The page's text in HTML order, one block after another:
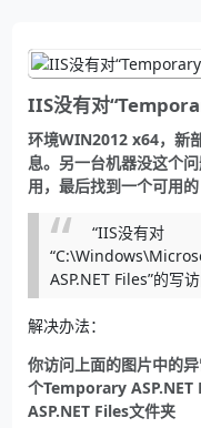
IIS没有对
环境WIN2012 x64，新
息。另一台机器没这个
用，最后找到一个可用
“IIS没有对
ASP.NET Files”的写
解决办法：
你访问上面的图片中的
个Temporary
ASP.NET Files文件夹